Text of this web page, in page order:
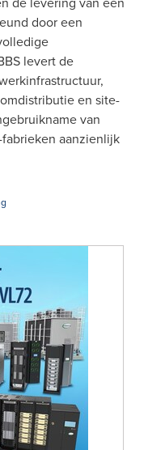
door een
levert de
en site-
van
aanzienlijk